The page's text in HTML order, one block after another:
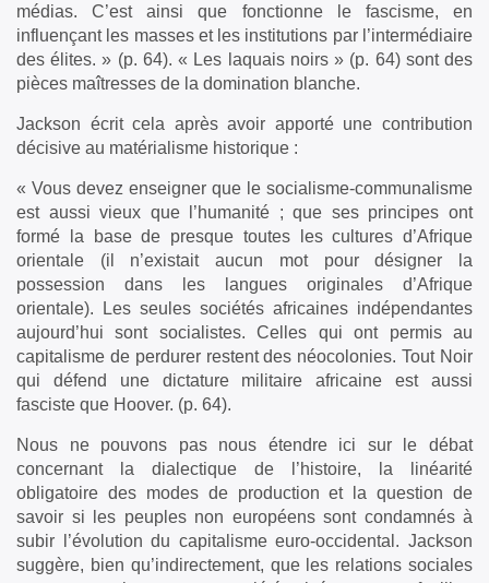
médias. C’est ainsi que fonctionne le fascisme, en
influençant les masses et les institutions par l’intermédiaire
des élites. » (p. 64). « Les laquais noirs » (p. 64) sont des
pièces maîtresses de la domination blanche.
Jackson écrit cela après avoir apporté une contribution
décisive au matérialisme historique :
« Vous devez enseigner que le socialisme-communalisme
est aussi vieux que l’humanité ; que ses principes ont
formé la base de presque toutes les cultures d’Afrique
orientale (il n’existait aucun mot pour désigner la
possession dans les langues originales d’Afrique
orientale). Les seules sociétés africaines indépendantes
aujourd’hui sont socialistes. Celles qui ont permis au
capitalisme de perdurer restent des néocolonies. Tout Noir
qui défend une dictature militaire africaine est aussi
fasciste que Hoover. (p. 64).
Nous ne pouvons pas nous étendre ici sur le débat
concernant la dialectique de l’histoire, la linéarité
obligatoire des modes de production et la question de
savoir si les peuples non européens sont condamnés à
subir l’évolution du capitalisme euro-occidental. Jackson
suggère, bien qu’indirectement, que les relations sociales